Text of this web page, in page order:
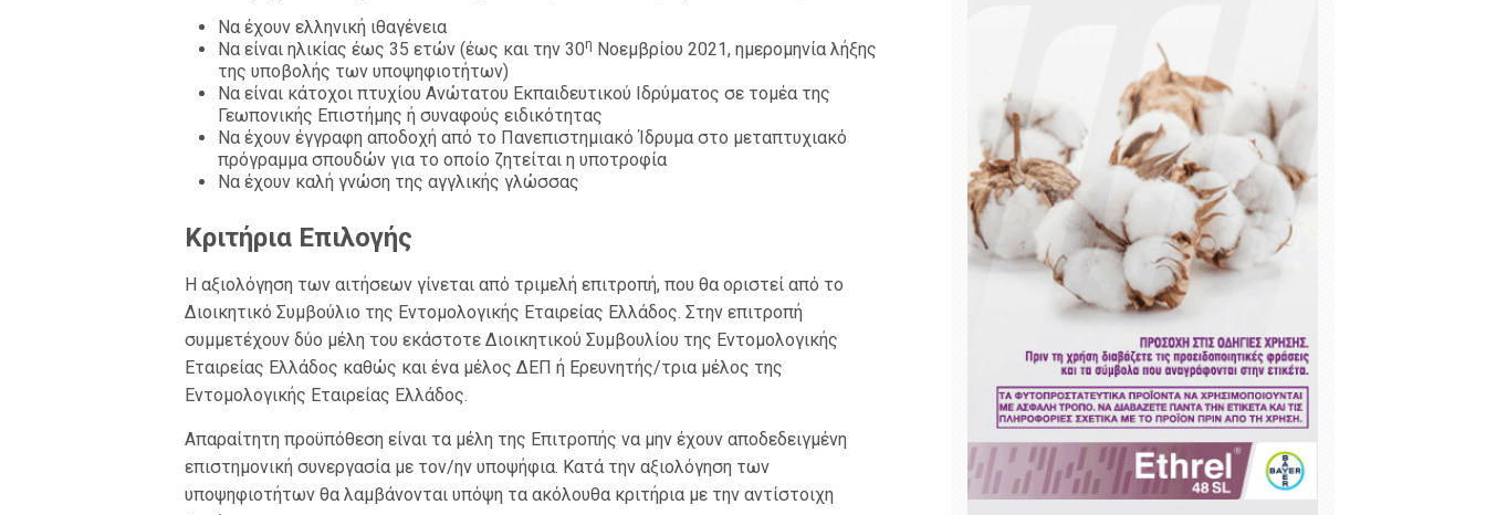
Να έχουν ελληνική ιθαγένεια
Να είναι ηλικίας έως 35 ετών (έως και την 30η Νοεμβρίου 2021, ημερομηνία λήξης
της υποβολής των υποψηφιοτήτων)
Να είναι κάτοχοι πτυχίου Ανώτατου Εκπαιδευτικού Ιδρύματος σε τομέα της
Γεωπονικής Επιστήμης ή συναφούς ειδικότητας
Να έχουν έγγραφη αποδοχή από το Πανεπιστημιακό Ίδρυμα στο μεταπτυχιακό
πρόγραμμα σπουδών για το οποίο ζητείται η υποτροφία
Να έχουν καλή γνώση της αγγλικής γλώσσας
Κριτήρια Επιλογής
Η αξιολόγηση των αιτήσεων γίνεται από τριμελή επιτροπή, που θα οριστεί από το
Διοικητικό Συμβούλιο της Εντομολογικής Εταιρείας Ελλάδος. Στην επιτροπή
συμμετέχουν δύο μέλη του εκάστοτε Διοικητικού Συμβουλίου της Εντομολογικής
Εταιρείας Ελλάδος καθώς και ένα μέλος ΔΕΠ ή Ερευνητής/τρια μέλος της
Εντομολογικής Εταιρείας Ελλάδος.
Απαραίτητη προϋπόθεση είναι τα μέλη της Επιτροπής να μην έχουν αποδεδειγμένη
επιστημονική συνεργασία με τον/ην υποψήφια. Κατά την αξιολόγηση των
υποψηφιοτήτων θα λαμβάνονται υπόψη τα ακόλουθα κριτήρια με την αντίστοιχη